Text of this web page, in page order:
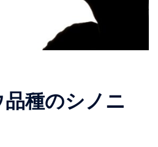
種のシノニ